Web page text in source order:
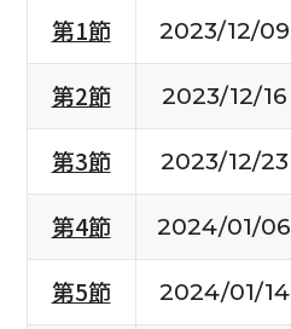
第1節 2023/12/09
第2節
2023/12/16
第3節
2023/12/23
第4節
2024/01/06
第5節
2024/01/14